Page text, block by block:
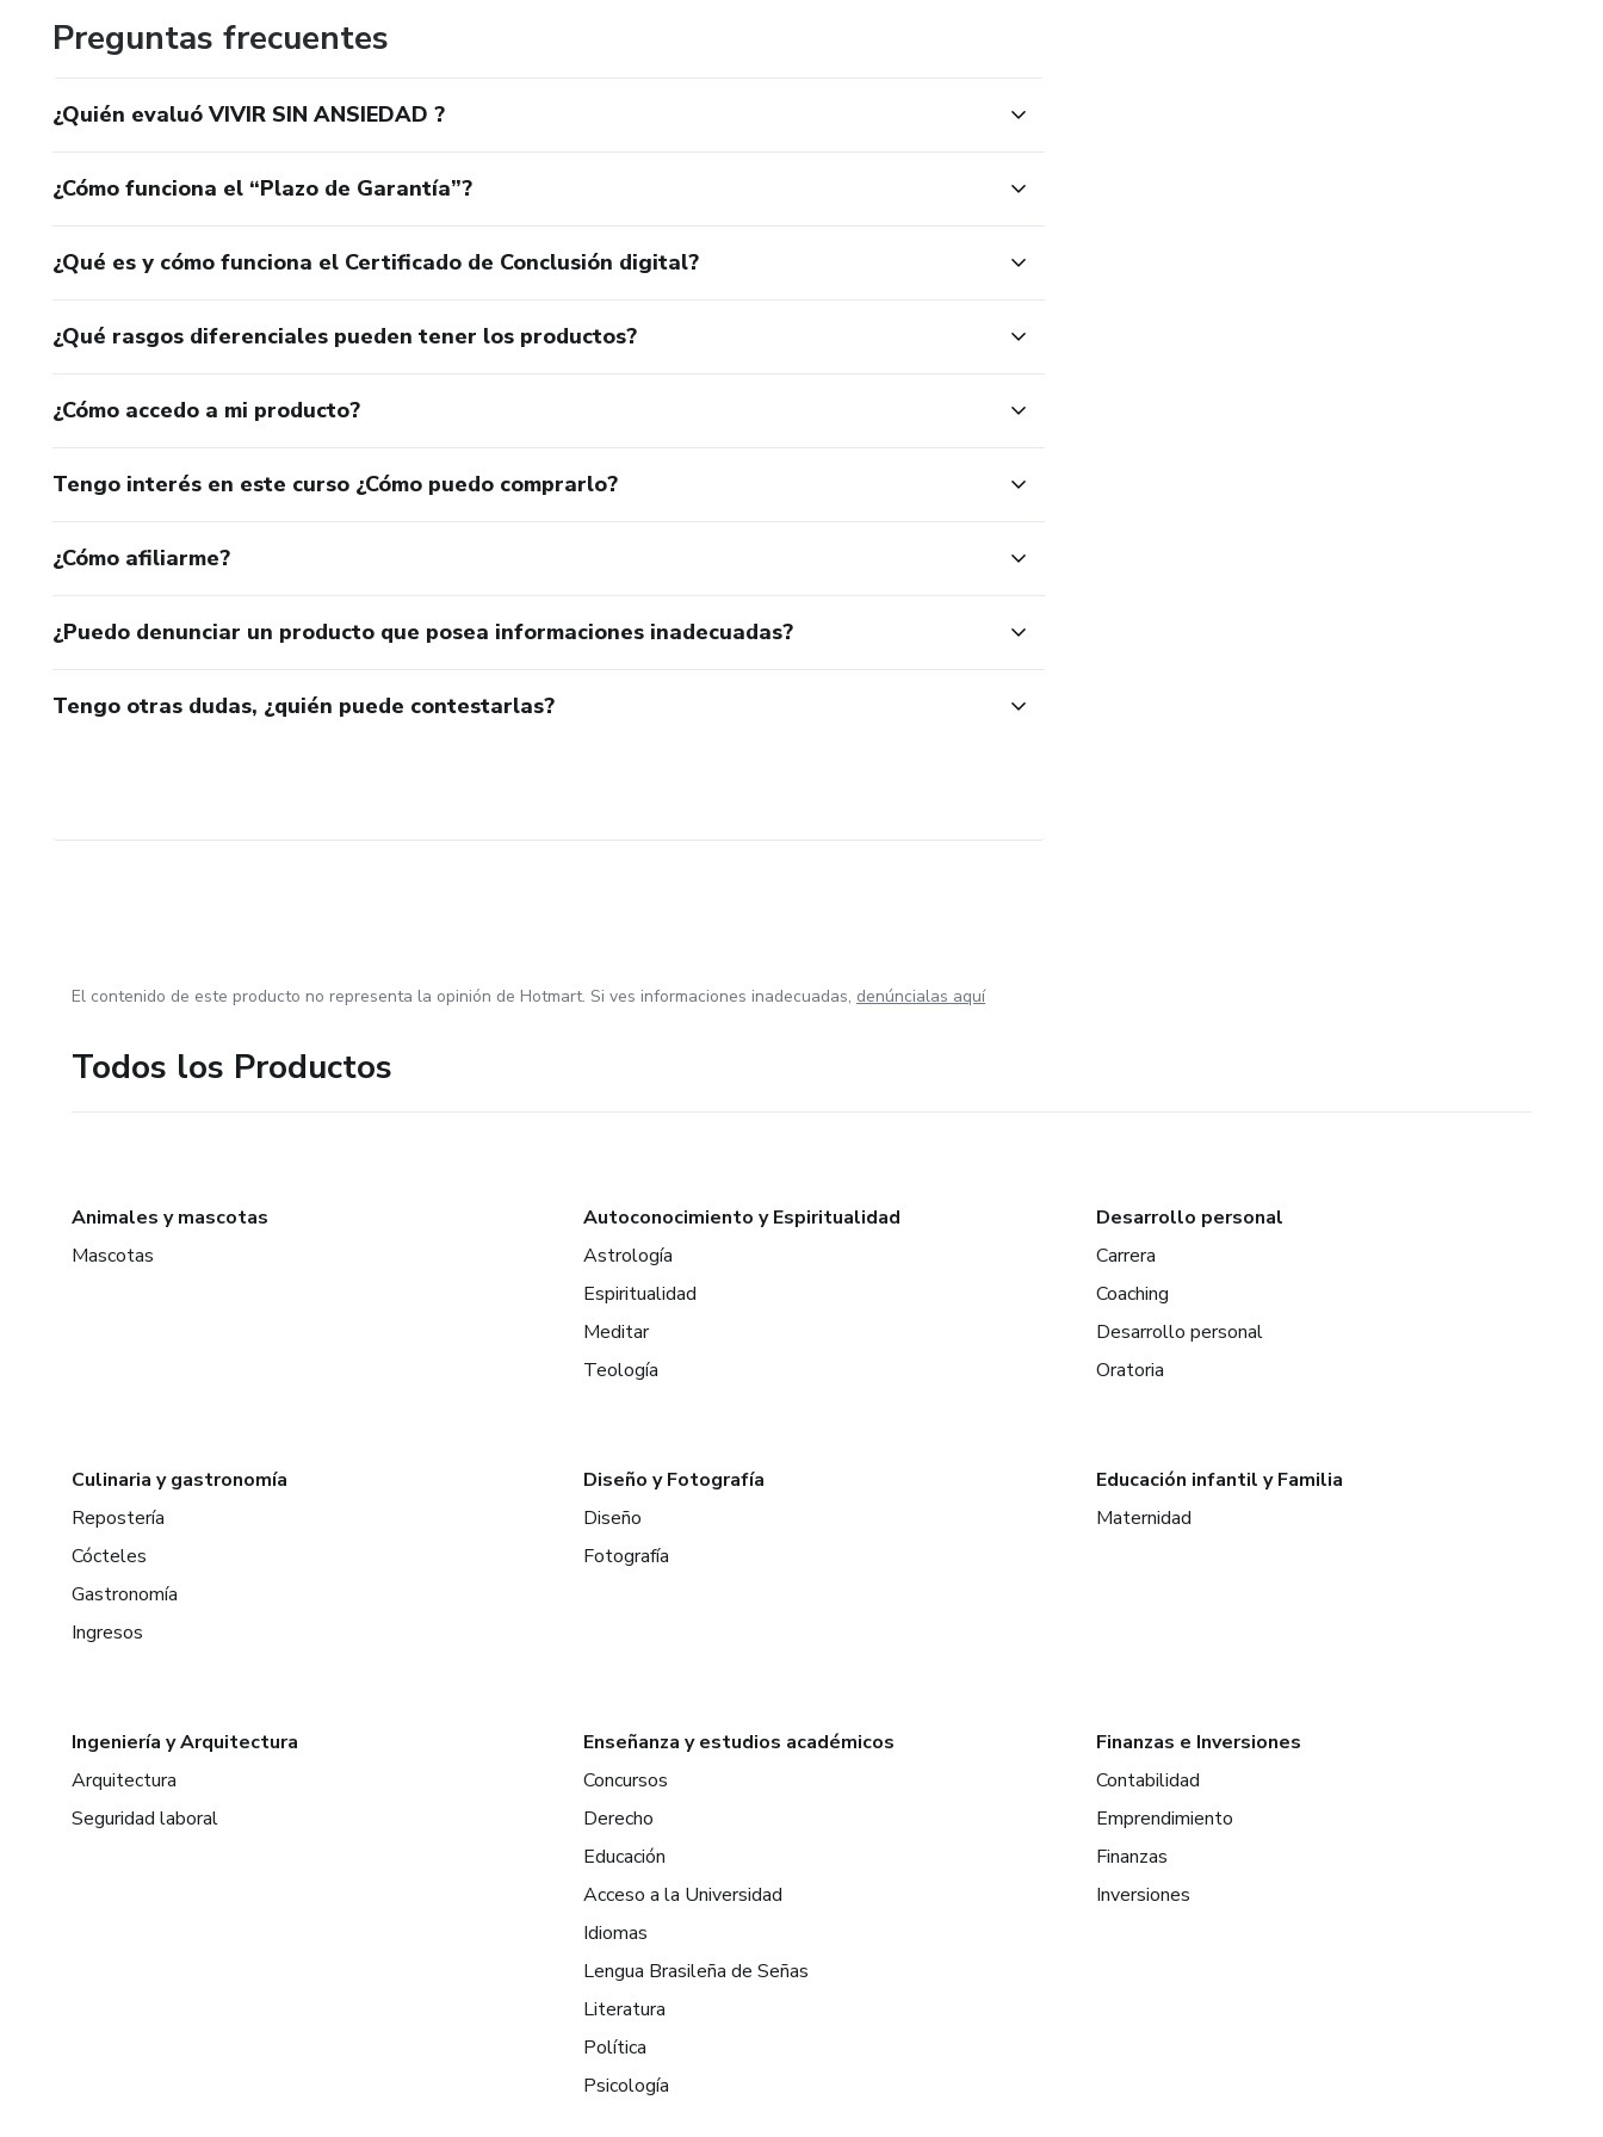
Preguntas frecuentes
¿Quién evaluó VIVIR SIN ANSIEDAD ?
¿Cómo funciona el “Plazo de Garantía”?
¿Qué es y cómo funciona el Certificado de Conclusión digital?
¿Qué rasgos diferenciales pueden tener los productos?
¿Cómo accedo a mi producto?
Tengo interés en este curso ¿Cómo puedo comprarlo?
¿Cómo afiliarme?
¿Puedo denunciar un producto que posea informaciones inadecuadas?
Tengo otras dudas, ¿quién puede contestarlas?
El contenido de este producto no representa la opinión de Hotmart. Si ves informaciones inadecuadas, denúncialas aquí
Todos los Productos
Animales y mascotas
Mascotas
Autoconocimiento y Espiritualidad
Astrología
Espiritualidad
Meditar
Teología
Desarrollo personal
Carrera
Coaching
Desarrollo personal
Oratoria
Culinaria y gastronomía
Repostería
Cócteles
Gastronomía
Ingresos
Diseño y Fotografía
Diseño
Fotografía
Educación infantil y Familia
Maternidad
Ingeniería y Arquitectura
Arquitectura
Seguridad laboral
Enseñanza y estudios académicos
Concursos
Derecho
Educación
Acceso a la Universidad
Idiomas
Lengua Brasileña de Señas
Literatura
Política
Psicología
Finanzas e Inversiones
Contabilidad
Emprendimiento
Finanzas
Inversiones